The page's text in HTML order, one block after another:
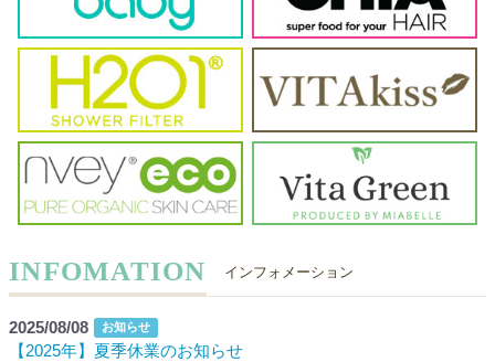
INFOMATION インフォメーション
2025/08/08 お知らせ
【2025年】夏季休業のお知らせ